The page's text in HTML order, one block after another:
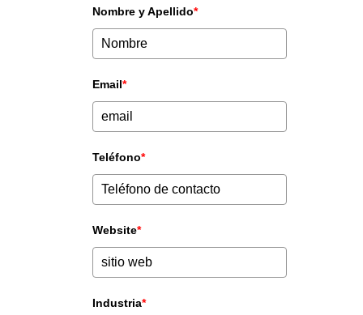
Nombre y Apellido*
Email*
Teléfono*
Website*
Industria*